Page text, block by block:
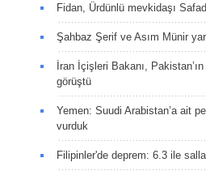
Fidan, Ürdünlü mevkidaşı
Şahbaz Şerif ve Asım Münir
İran İçişleri Bakanı,
görüştü
Yemen: Suudi Arabistan’a ait
vurduk
Filipinler'de deprem: 6.3 ile